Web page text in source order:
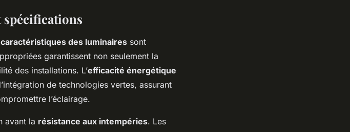
spécifications
caractéristiques des luminaires sont
garantissent non seulement la
des installations. L’efficacité énergétique
de technologies vertes, assurant
l’éclairage.
avant la résistance aux intempéries. Les